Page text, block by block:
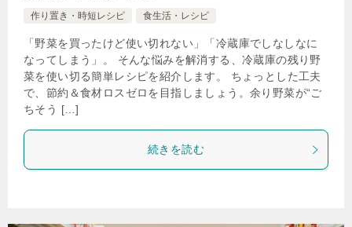
作り置き・時短レシピ 食生活・レシピ
「野菜を買ったけど使い切れない」「冷蔵庫でしなしなに
なってしまう」。 そんな悩みを解消する、冷蔵庫の残り野
菜を使い切る簡単レシピを紹介します。 ちょっとした工夫
で、節約＆食材ロスゼロを目指しましょう。余り野菜が“ご
ちそう […]
続きを読む